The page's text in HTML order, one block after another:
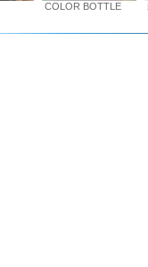
COLOR BOTTLE